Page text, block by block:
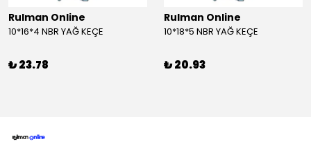
Rulman Online
10*16*4 NBR YAĞ KEÇE
₺ 23.78
Rulman Online
10*18*5 NBR YAĞ KEÇE
₺ 20.93